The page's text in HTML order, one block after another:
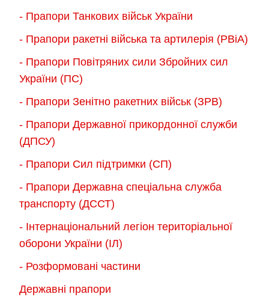
- Прапори Танкових військ України
- Прапори ракетні війська та артилерія (РВіА)
- Прапори Повітряних сили Збройних сил
України (ПС)
- Прапори Зенітно ракетних військ (ЗРВ)
- Прапори Державної прикордонної служби
(ДПСУ)
- Прапори Сил підтримки (СП)
- Прапори Державна спеціальна служба
транспорту (ДССТ)
- Інтернаціональний легіон територіальної
оборони України (ІЛ)
- Розформовані частини
Державні прапори